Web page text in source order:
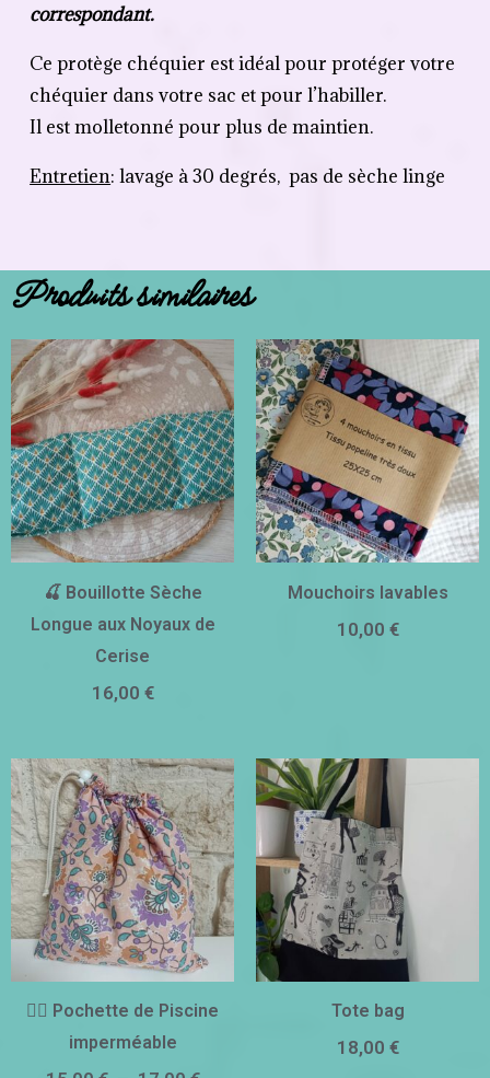
correspondant.
Ce protège chéquier est idéal pour protéger votre
chéquier dans votre sac et pour l’habiller.
Il est molletonné pour plus de maintien.
Entretien: lavage à 30 degrés, pas de sèche linge
Produits similaires
🍒 Bouillotte Sèche
Longue aux Noyaux de
Cerise
16,00 €
Mouchoirs lavables
10,00 €
🏊‍♀️ Pochette de Piscine
imperméable
Plage
de
prix :
15,00 €
à
17,00 €
Tote bag
18,00 €